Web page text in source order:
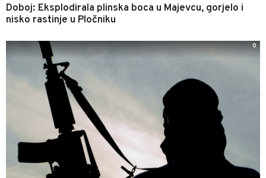
Doboj: Eksplodirala plinska boca u Majevcu, gorjelo i
nisko rastinje u Pločniku
0